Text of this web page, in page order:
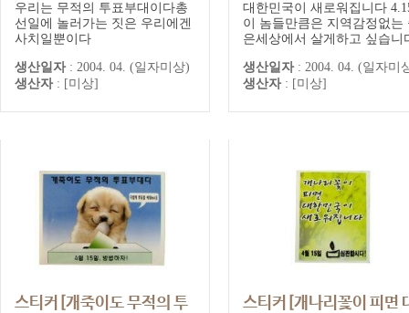
우리는 무적의 투표부대이다총
선일에 놀러가는 짓은 우리에겐
사치일뿐이다
생산일자 : 2004. 04. (일자미상)
생산자 : [미상]
대한민국이 새로워집니다
이 놈들만큼은 지역감정없는
은세상에서 살게하고 싶습니
러분도 4월15일 투표하실거
생산일자 : 2004. 04. (일자미
생산자 : [미상]
스티커[개죽이도 무적의 투
스티커[개나리꽃이 피면